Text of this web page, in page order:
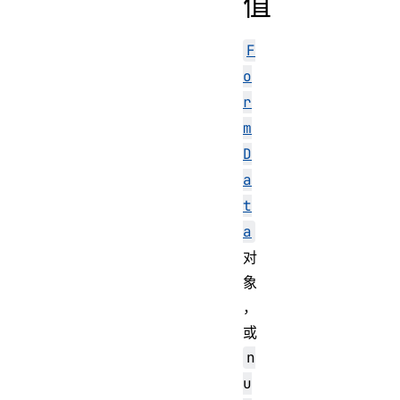
F
o
r
m
D
a
t
a
对
象
，
或
n
u